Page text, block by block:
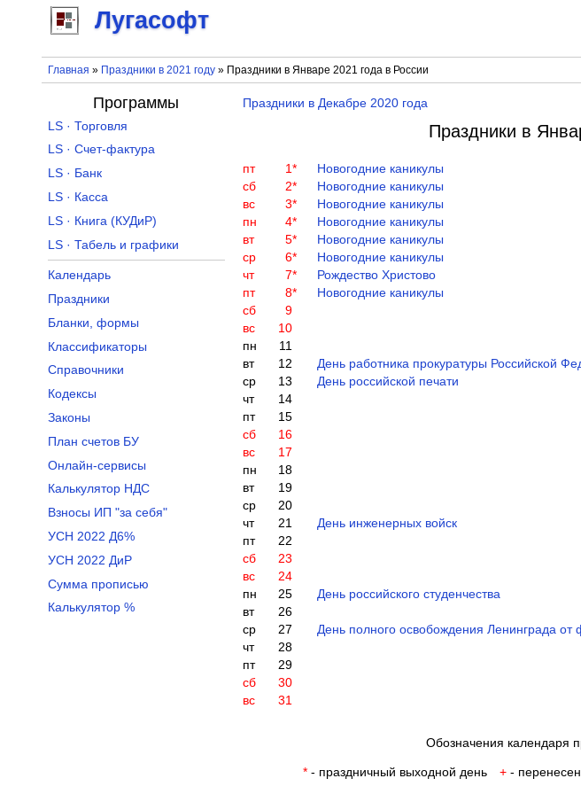
Лугасофт
Главная » Праздники в 2021 году» Праздники в Январе 2021 года в России
Праздники в Декабре 2020 года
Праздники в
пт 1*
Новогодние каникулы
сб
2*
Новогодние каникулы
вс
3*
Новогодние каникулы
пн
4*
Новогодние каникулы
вт
5*
Новогодние каникулы
ср
6*
Новогодние каникулы
чт
7*
Рождество Христово
пт
8*
Новогодние каникулы
сб
9
вс
10
пн
11
вт
12
День работника прокуратуры Российской
ср
13
День российской печати
чт
14
пт
15
сб
16
вс
17
пн
18
вт
19
ср
20
чт
21
День инженерных войск
пт
22
сб
23
вс
24
пн
25
День российского студенчества
вт
26
ср
27
День полного освобождения Ленинграда от
чт
28
пт
29
сб
30
вс
31
Обозначения календаря
* - праздничный выходной день + -
Программы
LS · Торговля
LS · Счет-фактура
LS · Банк
LS · Касса
LS · Книга (КУДиР)
LS · Табель и графики
Календарь
Праздники
Бланки, формы
Классификаторы
Справочники
Кодексы
Законы
План счетов БУ
Онлайн-сервисы
Калькулятор НДС
Взносы ИП "за себя"
УСН 2022 Д6%
УСН 2022 ДиР
Сумма прописью
Калькулятор %